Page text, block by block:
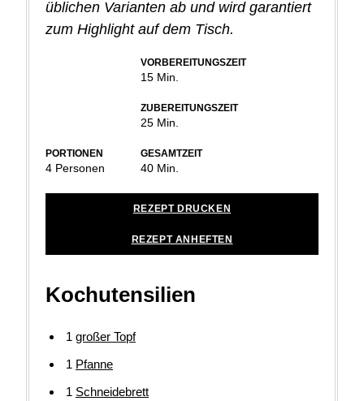
üblichen Varianten ab und wird garantiert
zum Highlight auf dem Tisch.
PORTIONEN
4 Personen
VORBEREITUNGSZEIT
15Minuten
Min.
ZUBEREITUNGSZEIT
25Minuten
Min.
GESAMTZEIT
40Minuten
Min.
REZEPT DRUCKEN
REZEPT ANHEFTEN
Kochutensilien
1 großer Topf
1 Pfanne
1 Schneidebrett